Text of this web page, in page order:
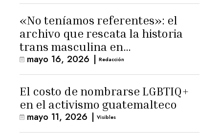
«No teníamos referentes»: el
archivo que rescata la historia
trans masculina en
Latinoamérica
mayo 16, 2026 | Redacción
El costo de nombrarse LGBTIQ+
en el activismo guatemalteco
mayo 11, 2026 | Visibles